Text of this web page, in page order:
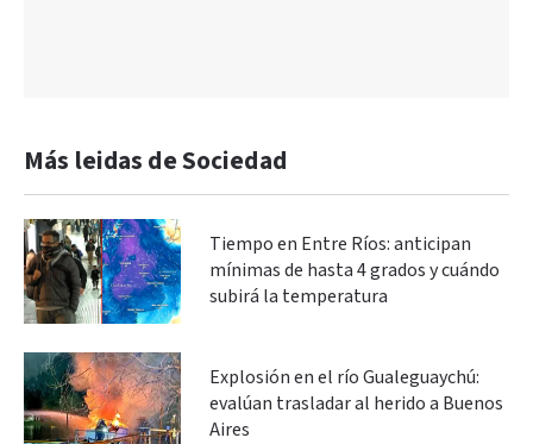
Más leidas de Sociedad
Tiempo en Entre Ríos: anticipan
mínimas de hasta 4 grados y cuándo
subirá la temperatura
Explosión en el río Gualeguaychú:
evalúan trasladar al herido a Buenos
Aires